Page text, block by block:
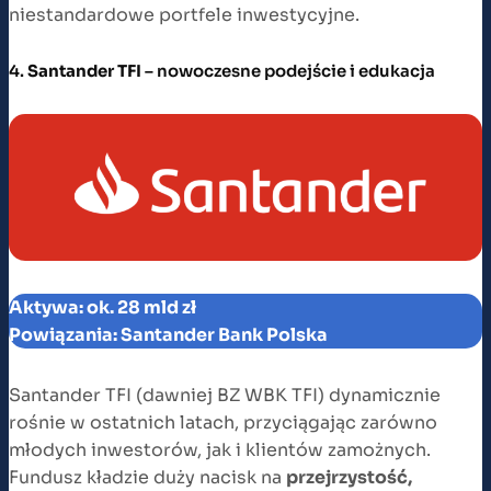
niestandardowe portfele inwestycyjne.
4.Santander TFI – nowoczesne podejście i edukacja
Aktywa: ok. 28 mld zł
Powiązania: Santander Bank Polska
Santander TFI (dawniej BZ WBK TFI) dynamicznie
rośnie w ostatnich latach, przyciągając zarówno
młodych inwestorów, jak i klientów zamożnych.
Fundusz kładzie duży nacisk na przejrzystość,